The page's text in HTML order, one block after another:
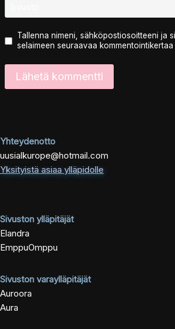
Tallenna nimeni, sähköpostiosoitteeni ja
selaimeen seuraavaa kommentointikertaa
Yhteydenotto
uusialkurope@hotmail.com
Yksityistä asiaa ylläpidolle
Sivuston ylläpitäjät
Elandra
EmppuOmppu
Sivuston varaylläpitäjät
Auroora
Aura